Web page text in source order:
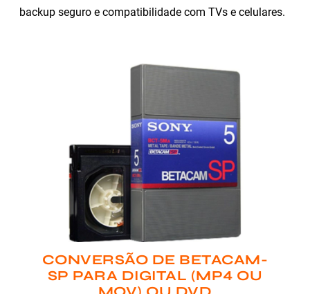
backup seguro e compatibilidade com TVs e celulares.
CONVERSÃO DE BETACAM-
SP PARA DIGITAL (MP4 OU